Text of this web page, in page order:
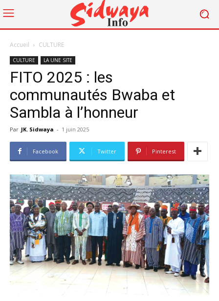
Accueil CULTURE
CULTURE LA UNE SITE
FITO 2025 : les
communautés Bwaba et
Sambla à l’honneur
Par JK. Sidwaya - 1 juin 2025
Facebook Twitter Pinterest